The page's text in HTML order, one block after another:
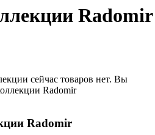
Radomir
сейчас товаров нет. Вы
Radomir
Radomir